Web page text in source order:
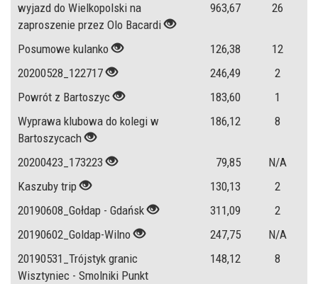
wyjazd do Wielkopolski na
zaproszenie przez Olo Bacardi
963,67 26
Posumowe kulanko 126,38
12
20200528_122717
246,49
2
Powrót z Bartoszyc
183,60
1
Wyprawa klubowa do kolegi w
Bartoszycach
186,12 8
20200423_173223 79,85
N/A
Kaszuby trip
130,13
2
20190608_Gołdap - Gdańsk
311,09
2
20190602_Goldap-Wilno
247,75
N/A
20190531_Trójstyk granic
Wisztyniec - Smolniki Punkt
148,12 8